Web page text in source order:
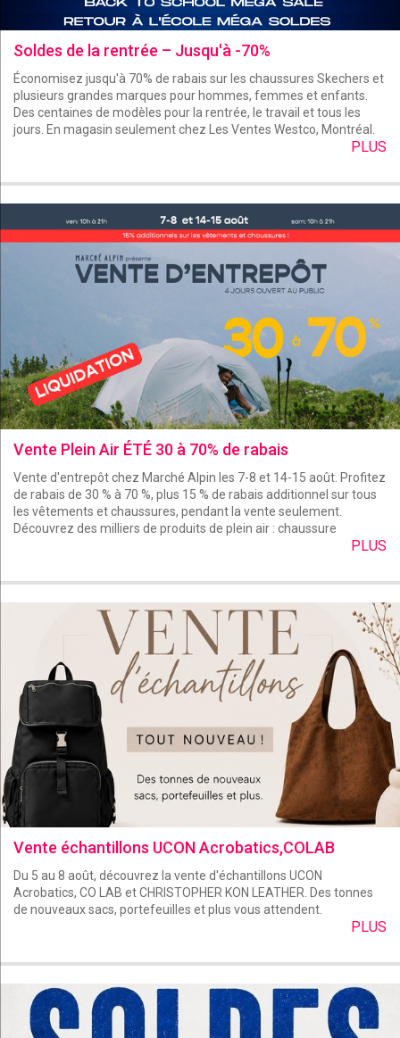
Soldes de la rentrée – Jusqu'à -70%
Économisez jusqu'à 70% de rabais sur les chaussures Skechers et
plusieurs grandes marques pour hommes, femmes et enfants.
Des centaines de modèles pour la rentrée, le travail et tous les
jours. En magasin seulement chez Les Ventes Westco, Montréal.
PLUS
Vente Plein Air ÉTÉ 30 à 70% de rabais
Vente d'entrepôt chez Marché Alpin les 7-8 et 14-15 août. Profitez
de rabais de 30 % à 70 %, plus 15 % de rabais additionnel sur tous
les vêtements et chaussures, pendant la vente seulement.
Découvrez des milliers de produits de plein air : chaussure
PLUS
Vente échantillons UCON Acrobatics,COLAB
Du 5 au 8 août, découvrez la vente d'échantillons UCON
Acrobatics, CO LAB et CHRISTOPHER KON LEATHER. Des tonnes
de nouveaux sacs, portefeuilles et plus vous attendent.
PLUS